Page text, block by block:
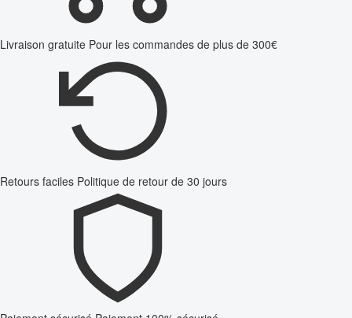
Livraison gratuite Pour les commandes de plus de 300€
Retours faciles Politique de retour de 30 jours